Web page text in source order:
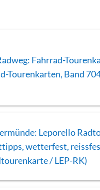
Fahrrad-
Tourenkarten, Band
Leporello
wetterfest,
/ LEP-RK)